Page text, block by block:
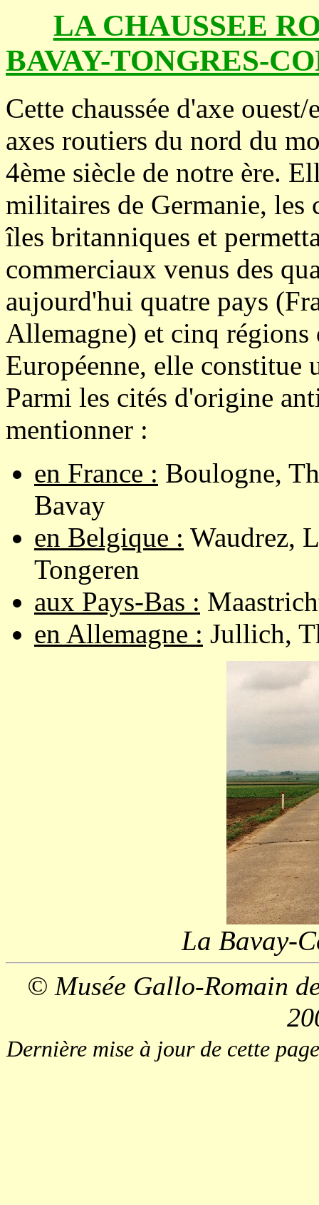
LA CHAUSSEE
BAVAY-TONGRES-
Cette chaussée d'axe
axes routiers du nord du
4ème siècle de notre ère.
militaires de Germanie, les
îles britanniques et
commerciaux venus des
aujourd'hui quatre pays
Allemagne) et cinq
Européenne, elle constitue
Parmi les cités d'origine
mentionner :
en France : Boulogne,
Bavay
en Belgique : Waudrez,
Tongeren
aux Pays-Bas :
en Allemagne : Jullich,
La Bavay-
© Musée Gallo-Romain
Dernière mise à jour de cette